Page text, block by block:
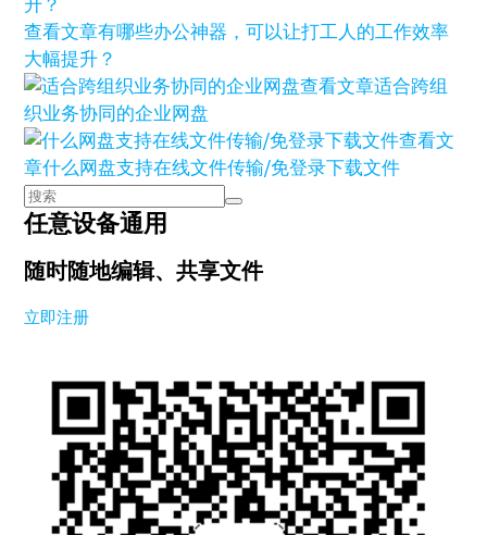
查看文章有哪些办公神器，可以让打工人的工作效率
大幅提升？
查看文章适合跨组
织业务协同的企业网盘
查看文
章什么网盘支持在线文件传输/免登录下载文件
任意设备通用
随时随地编辑、共享文件
立即注册